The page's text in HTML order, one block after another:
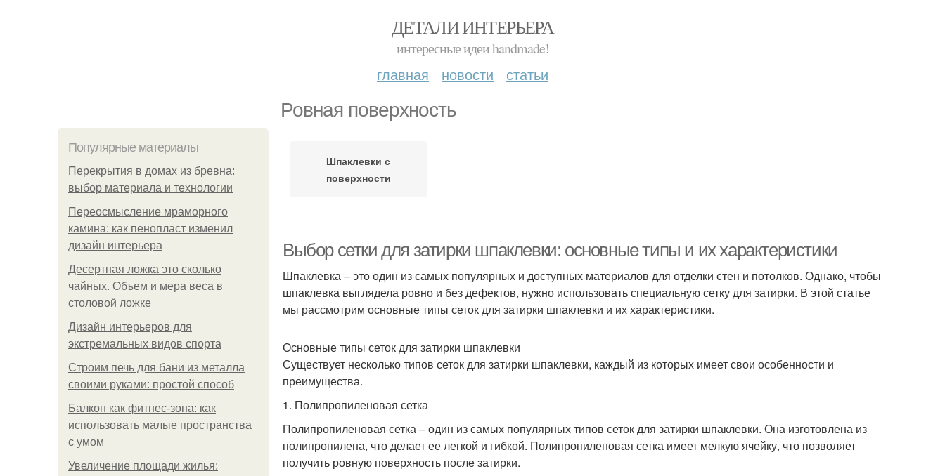
ДЕТАЛИ ИНТЕРЬЕРА
интересные идеи handmade!
главная новости статьи
Ровная поверхность
Популярные материалы
Перекрытия в домах из бревна:
выбор материала и технологии
Переосмысление мраморного
камина: как пенопласт изменил
дизайн интерьера
Десертная ложка это сколько
чайных. Объем и мера веса в
столовой ложке
Дизайн интерьеров для
экстремальных видов спорта
Строим печь для бани из металла
своими руками: простой способ
Балкон как фитнес-зона: как
использовать малые пространства
с умом
Увеличение площади жилья:
Шпаклевки с
поверхности
Выбор сетки для затирки шпаклевки: основные типы и их характеристики
Шпаклевка – это один из самых популярных и доступных материалов для отделки стен и потолков. Однако, чтобы
шпаклевка выглядела ровно и без дефектов, нужно использовать специальную сетку для затирки. В этой статье
мы рассмотрим основные типы сеток для затирки шпаклевки и их характеристики.
Основные типы сеток для затирки шпаклевки
Существует несколько типов сеток для затирки шпаклевки, каждый из которых имеет свои особенности и
преимущества.
1. Полипропиленовая сетка
Полипропиленовая сетка – один из самых популярных типов сеток для затирки шпаклевки. Она изготовлена из
полипропилена, что делает ее легкой и гибкой. Полипропиленовая сетка имеет мелкую ячейку, что позволяет
получить ровную поверхность после затирки.